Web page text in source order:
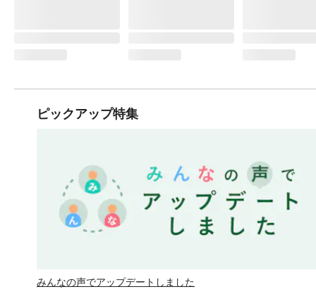
ピックアップ特集
みんなの声でアップデートしました